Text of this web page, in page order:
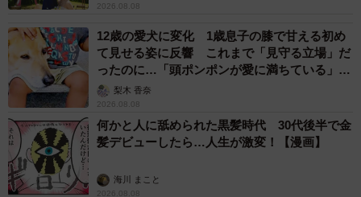
2026.08.08
12歳の愛犬に変化 1歳息子の膝で甘える初め
て見せる姿に反響 これまで「見守る立場」だ
ったのに…「頭ポンポンが愛に満ちている」
「尊…」
梨木 香奈
2026.08.08
何かと人に舐められた黒髪時代 30代後半で金
髪デビューしたら…人生が激変！【漫画】
海川 まこと
2026.08.08